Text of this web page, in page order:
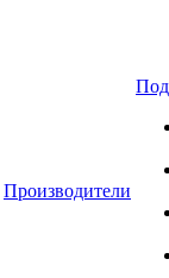
Производители